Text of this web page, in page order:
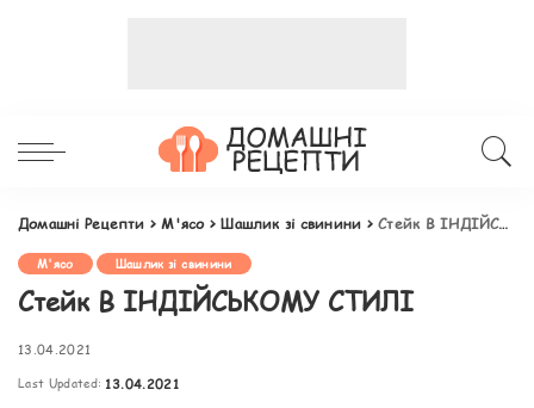
Домашні Рецепти >М'ясо>Шашлик зі свинини >Стейк В ІНДІЙСЬКОМУ СТИЛІ
М'ясо Шашлик зі свинини
Стейк В ІНДІЙСЬКОМУ СТИЛІ
13.04.2021
Last Updated: 13.04.2021